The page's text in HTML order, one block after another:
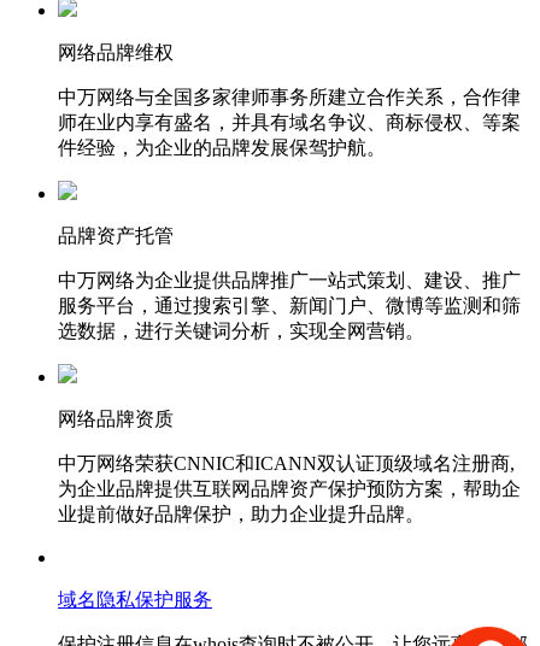
网络品牌维权
中万网络与全国多家律师事务所建立合作关系，合作律
师在业内享有盛名，并具有域名争议、商标侵权、等案
件经验，为企业的品牌发展保驾护航。
品牌资产托管
中万网络为企业提供品牌推广一站式策划、建设、推广
服务平台，通过搜索引擎、新闻门户、微博等监测和筛
选数据，进行关键词分析，实现全网营销。
网络品牌资质
中万网络荣获CNNIC和ICANN双认证顶级域名注册商,
为企业品牌提供互联网品牌资产保护预防方案，帮助企
业提前做好品牌保护，助力企业提升品牌。
域名隐私保护服务